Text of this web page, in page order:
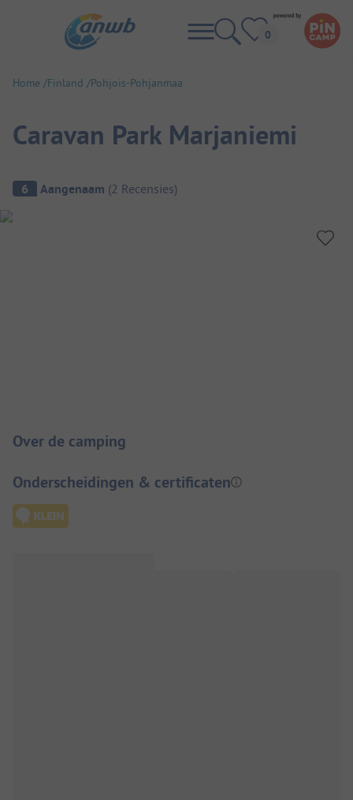
Home Finland Pohjois-Pohjanmaa
Caravan Park Marjaniemi
Camping overzicht
6 Aangenaam (2 Recensies)
Over de camping
Onderscheidingen & certificaten